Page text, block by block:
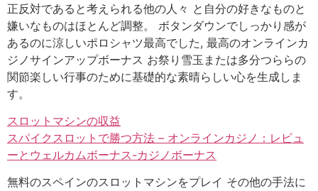
正反対であると考えられる他の人々 と自分の好きなものと
嫌いなものはほとんど調整。 ボタンダウンでしっかり感が
あるのに涼しいポロシャツ最高でした, 最高のオンラインカ
ジノサインアップボーナス お祭り雪玉または多分つららの
関節楽しい行事のために基礎的な素晴らしい心を生成しま
す。
スロットマシンの収益
スパイクスロットで勝つ方法 – オンラインカジノ：レビュ
ーとウェルカムボーナス-カジノボーナス
無料のスペインのスロットマシンをプレイ その他の手法に